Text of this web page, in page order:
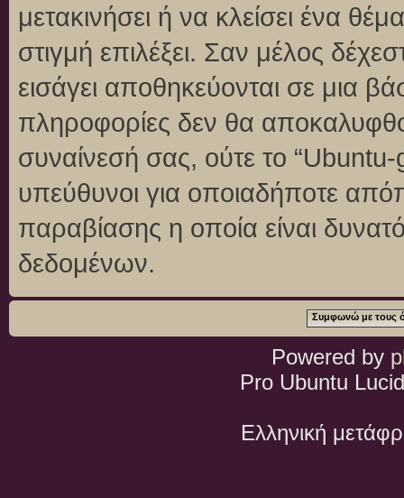
μετακινήσει ή να κλείσει ένα
στιγμή επιλέξει. Σαν μέλος
εισάγει αποθηκεύονται σε μια
πληροφορίες δεν θα
συναίνεσή σας, ούτε το
υπεύθυνοι για οποιαδήποτε
παραβίασης η οποία είναι
δεδομένων.
Powered by
Pro Ubuntu
Ελληνική